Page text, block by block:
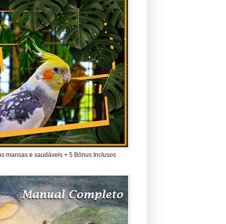
mansas e saudáveis + 5 Bônus Inclusos